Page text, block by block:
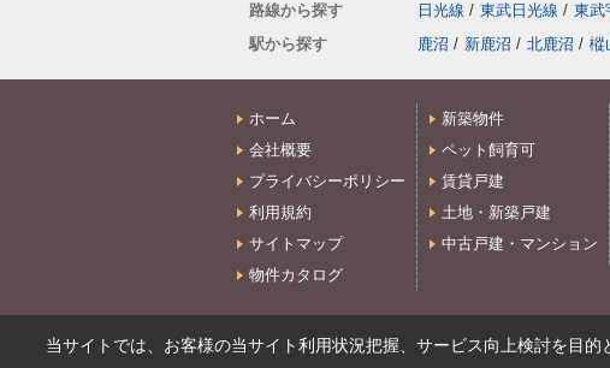
路線から探す
日光線 / 東武日光線 / 東武
駅から探す
鹿沼 / 新鹿沼 / 北鹿沼 / 樅
ホーム
会社概要
プライバシーポリシー
利用規約
サイトマップ
物件カタログ
新築物件
ペット飼育可
賃貸戸建
土地・新築戸建
中古戸建・マンション
当サイトでは、お客様の当サイト利用状況把握、サービス向上検討を目